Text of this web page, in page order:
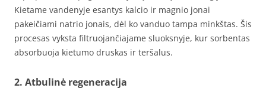
Kietame vandenyje esantys kalcio ir magnio jonai
pakeičiami natrio jonais, dėl ko vanduo tampa minkštas. Šis
procesas vyksta filtruojančiajame sluoksnyje, kur sorbentas
absorbuoja kietumo druskas ir teršalus.
2. Atbulinė regeneracija